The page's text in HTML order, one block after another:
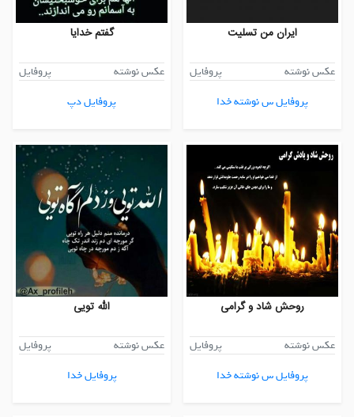
ایران من تسلیت
عکس نوشته
پروفایل
پروفایل س نوشته خدا
گفتم خدایا
عکس نوشته
پروفایل
پروفایل دپ
روحش شاد و گرامی
عکس نوشته
پروفایل
پروفایل س نوشته خدا
الله تویی
عکس نوشته
پروفایل
پروفایل خدا